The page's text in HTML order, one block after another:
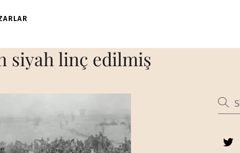
siyah linç edilmiş